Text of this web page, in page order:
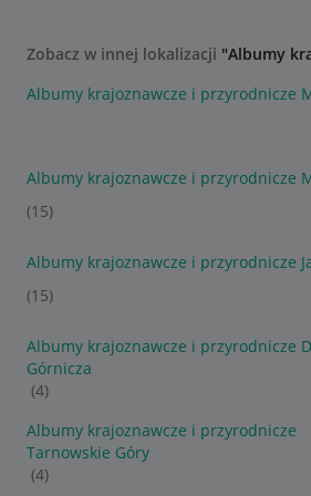
Zobacz w innej lokalizacji "Albumy
Albumy krajoznawcze i przyrodnicze
Albumy krajoznawcze i przyrodnicze
(15)
Albumy krajoznawcze i przyrodnicze
(15)
Albumy krajoznawcze i przyrodnicze
Górnicza
(4)
Albumy krajoznawcze i przyrodnicze
Tarnowskie Góry
(4)